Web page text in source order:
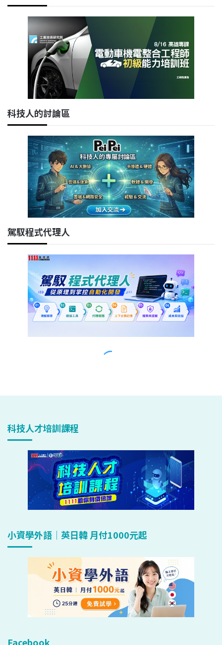
科技人才培訓課程
小資學外語｜英日韓 月付1000元起
Facebook